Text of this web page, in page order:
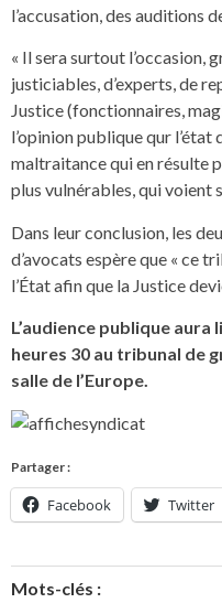
l’accusation, des auditions
« Il sera surtout l’occasion,
justiciables, d’experts, de
Justice (fonctionnaires,
l’opinion publique qur
maltraitance qui en résulte
plus vulnérables, qui voient
Dans leur conclusion, les
d’avocats espère que « ce
l’État afin que la Justice
L’audience publique aura
heures 30 au tribunal de
salle de l’Europe.
Partager :
Facebook Twitter
Mots-clés :